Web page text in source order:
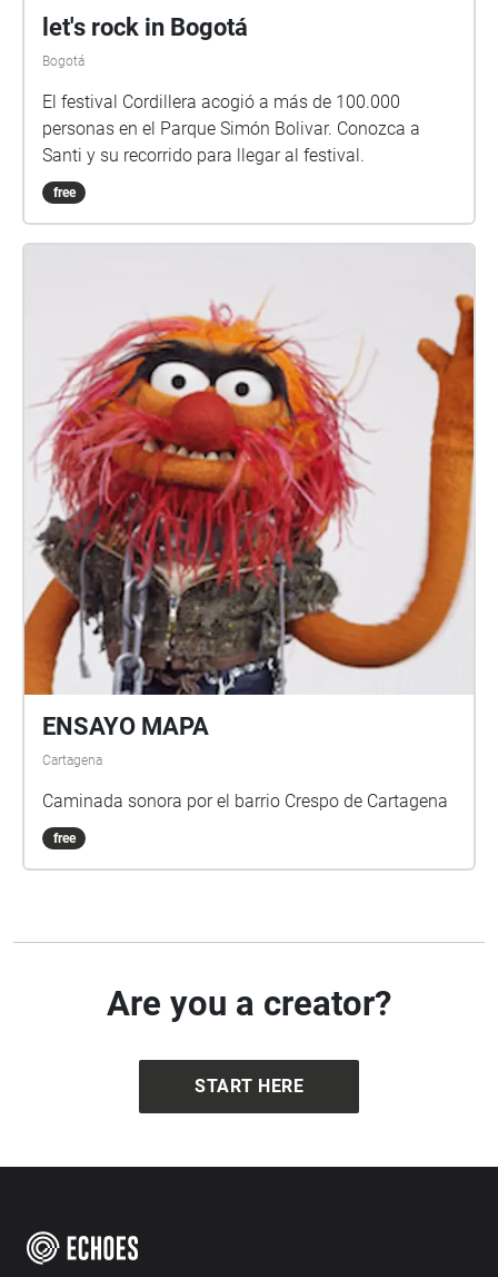
let's rock in Bogotá
Bogotá
El festival Cordillera acogió a más de 100.000
personas en el Parque Simón Bolivar. Conozca a
Santi y su recorrido para llegar al festival.
free
ENSAYO MAPA
Cartagena
Caminada sonora por el barrio Crespo de Cartagena
free
Are you a creator?
START HERE